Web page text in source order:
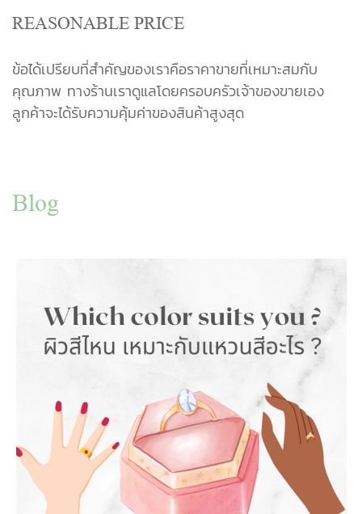
REASONABLE PRICE
ข้อได้เปรียบที่สำคัญของเราคือราคาขายที่เหมาะสมกับ
คุณภาพ ทางร้านเราดูแลโดยครอบครัวเจ้าของขายเอง
ลูกค้าจะได้รับความคุ้มค่าของสินค้าสูงสุด
Blog